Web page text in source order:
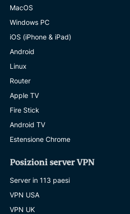
MacOS
Windows PC
iOS (iPhone & iPad)
Android
Linux
Router
Apple TV
Fire Stick
Android TV
Estensione Chrome
Posizioni server VPN
Server in 113 paesi
VPN USA
VPN UK